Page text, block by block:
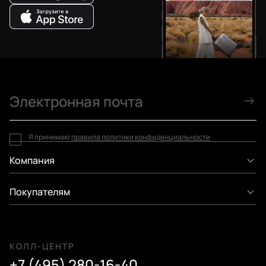
Компания
Покупателям
КОЛЛ-ЦЕНТР
Я принимаю правила политики конфиденциальности